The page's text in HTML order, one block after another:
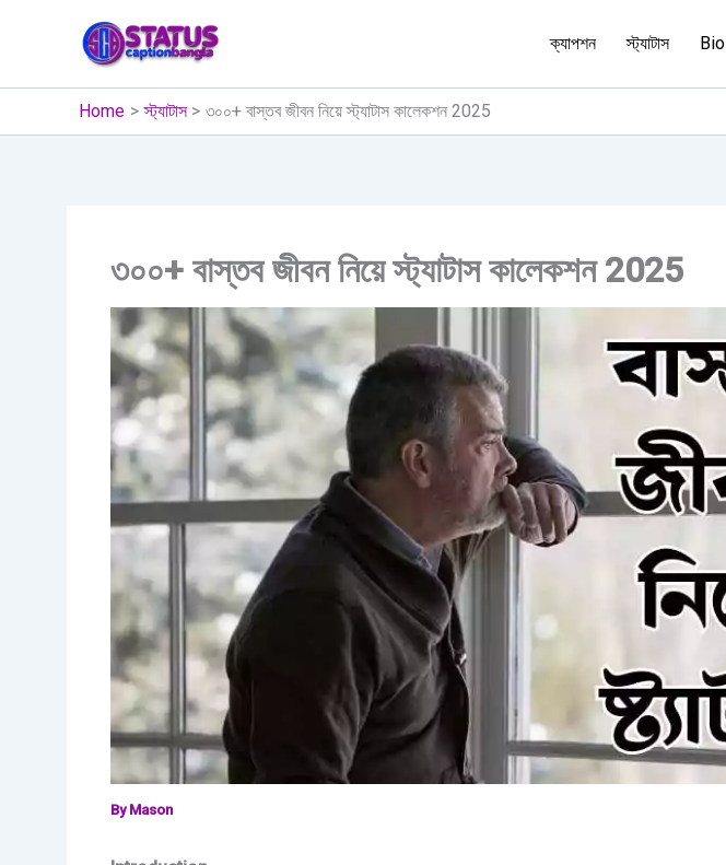
ক্যাপশন স্ট্যাটাস Bio
Home স্ট্যাটাস ৩০০+ বাস্তব জীবন নিয়ে স্ট্যাটাস কালেকশন 2025
৩০০+ বাস্তব জীবন নিয়ে স্ট্যাটাস কালেকশন 2025
By Mason